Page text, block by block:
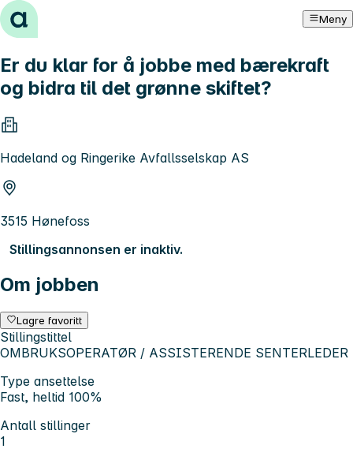
Hopp til innhold Meny
Er du klar for å jobbe med bærekraft
og bidra til det grønne skiftet?
Hadeland og Ringerike Avfallsselskap AS
3515 Hønefoss
Stillingsannonsen er inaktiv.
Om jobben
Lagre favoritt
Stillingstittel
OMBRUKSOPERATØR / ASSISTERENDE SENTERLEDER
Type ansettelse
Fast, heltid 100%
Antall stillinger
1